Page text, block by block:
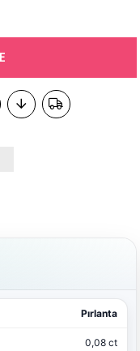
Pırlanta
0,08 ct